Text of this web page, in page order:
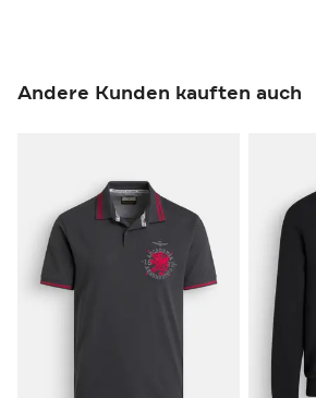
Andere Kunden kauften auch